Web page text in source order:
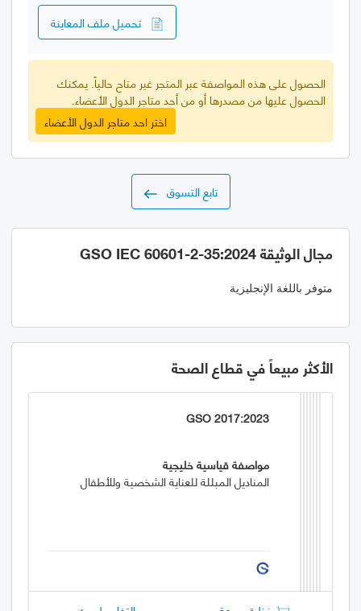
تحميل ملف المعاينة
الحصول على هذه المواصفة عبر المتجر غير متاح حالياً. يمكنك
الحصول عليها من مصدرها أو من أحد متاجر الدول الأعضاء.
اختر احد متاجر الدول الأعضاء
تابع التسوق
مجال الوثيقة GSO IEC 60601-2-35:2024
متوفر باللغة الإنجليزية
الأكثر مبيعاً في قطاع الصحة
GSO 2017:2023
مواصفة قياسية خليجية
المناديل المبللة للعناية الشخصية وللأطفال